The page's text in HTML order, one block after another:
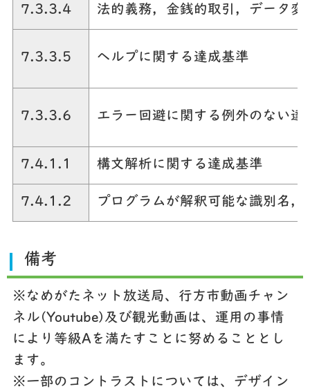
7.3.3.4 法的義務，金銭的取引，データ
7.3.3.5 ヘルプに関する達成基準
7.3.3.6 エラー回避に関する例外のない達
7.4.1.1 構文解析に関する達成基準
7.4.1.2 プログラムが解釈可能な識別名
備考
※なめがたネット放送局、行方市動画チャン
ネル(Youtube)及び観光動画は、運用の事情
により等級Aを満たすことに努めることとし
ます。
※一部のコントラストについては、デザイン